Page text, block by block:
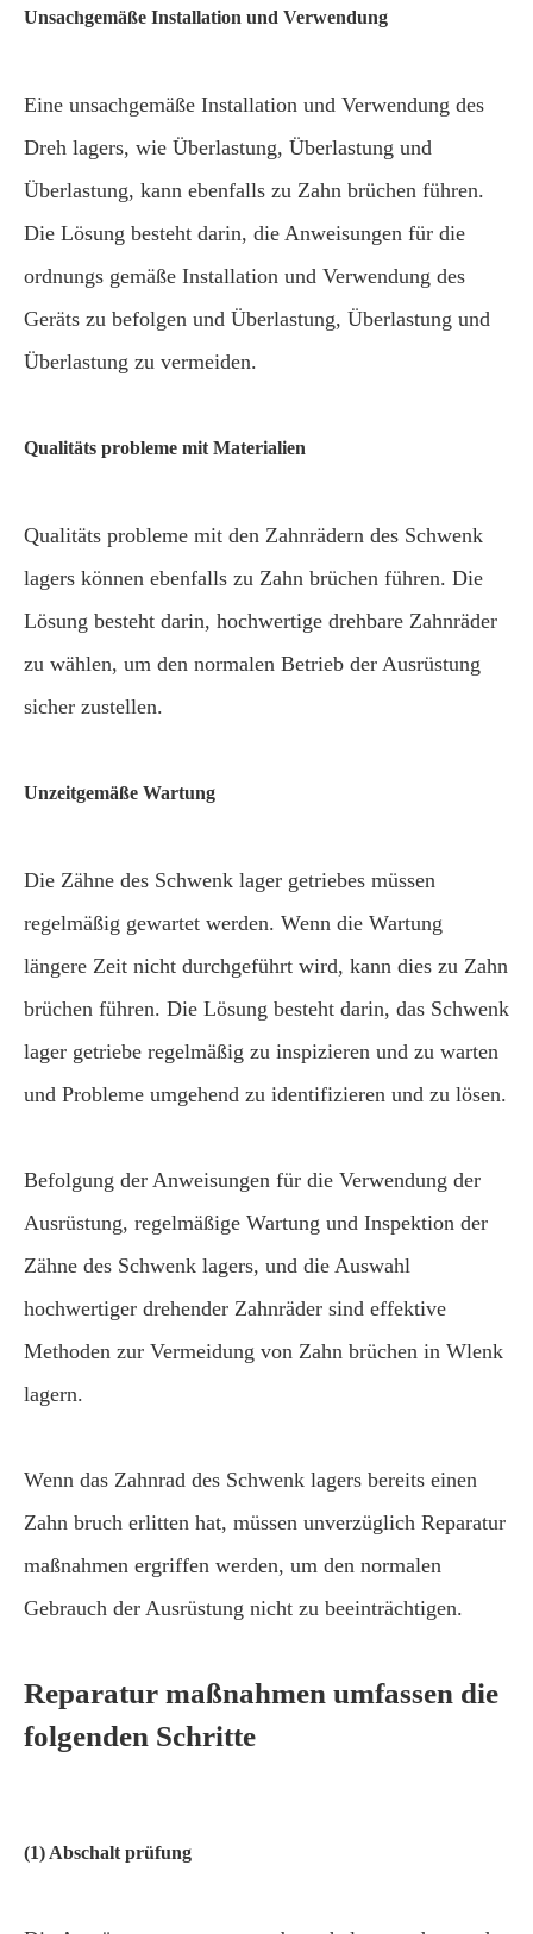
Unsachgemäße Installation und Verwendung
Eine unsachgemäße Installation und Verwendung des
Dreh lagers, wie Überlastung, Überlastung und
Überlastung, kann ebenfalls zu Zahn brüchen führen.
Die Lösung besteht darin, die Anweisungen für die
ordnungs gemäße Installation und Verwendung des
Geräts zu befolgen und Überlastung, Überlastung und
Überlastung zu vermeiden.
Qualitäts probleme mit Materialien
Qualitäts probleme mit den Zahnrädern des Schwenk
lagers können ebenfalls zu Zahn brüchen führen. Die
Lösung besteht darin, hochwertige drehbare Zahnräder
zu wählen, um den normalen Betrieb der Ausrüstung
sicher zustellen.
Unzeitgemäße Wartung
Die Zähne des Schwenk lager getriebes müssen
regelmäßig gewartet werden. Wenn die Wartung
längere Zeit nicht durchgeführt wird, kann dies zu Zahn
brüchen führen. Die Lösung besteht darin, das Schwenk
lager getriebe regelmäßig zu inspizieren und zu warten
und Probleme umgehend zu identifizieren und zu lösen.
Befolgung der Anweisungen für die Verwendung der
Ausrüstung, regelmäßige Wartung und Inspektion der
Zähne des Schwenk lagers, und die Auswahl
hochwertiger drehender Zahnräder sind effektive
Methoden zur Vermeidung von Zahn brüchen in Wlenk
lagern.
Wenn das Zahnrad des Schwenk lagers bereits einen
Zahn bruch erlitten hat, müssen unverzüglich Reparatur
maßnahmen ergriffen werden, um den normalen
Gebrauch der Ausrüstung nicht zu beeinträchtigen.
Reparatur maßnahmen umfassen die
folgenden Schritte
(1) Abschalt prüfung